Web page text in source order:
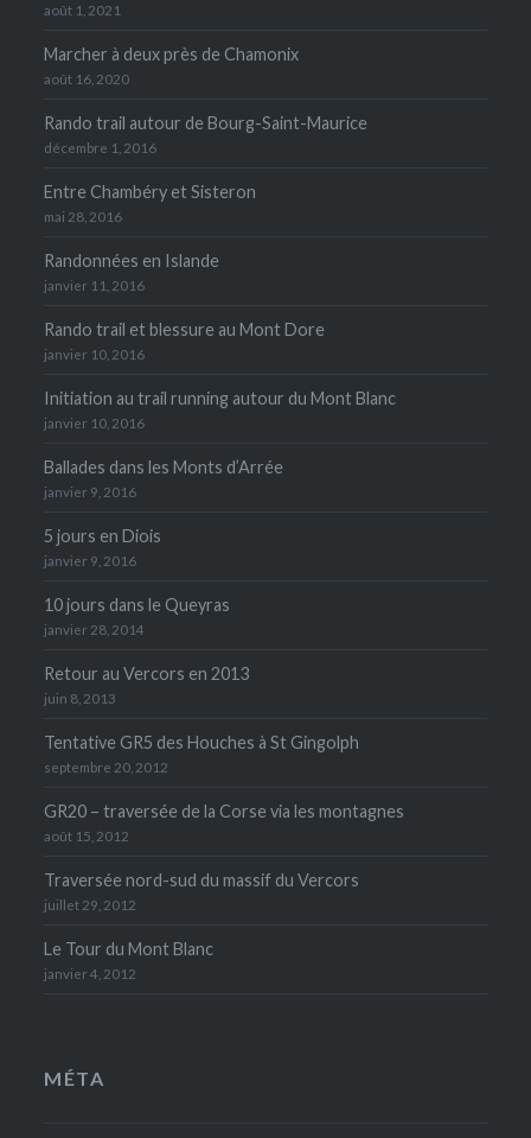
août 1, 2021
Marcher à deux près de Chamonix
août 16, 2020
Rando trail autour de Bourg-Saint-Maurice
décembre 1, 2016
Entre Chambéry et Sisteron
mai 28, 2016
Randonnées en Islande
janvier 11, 2016
Rando trail et blessure au Mont Dore
janvier 10, 2016
Initiation au trail running autour du Mont Blanc
janvier 10, 2016
Ballades dans les Monts d’Arrée
janvier 9, 2016
5 jours en Diois
janvier 9, 2016
10 jours dans le Queyras
janvier 28, 2014
Retour au Vercors en 2013
juin 8, 2013
Tentative GR5 des Houches à St Gingolph
septembre 20, 2012
GR20 – traversée de la Corse via les montagnes
août 15, 2012
Traversée nord-sud du massif du Vercors
juillet 29, 2012
Le Tour du Mont Blanc
janvier 4, 2012
MÉTA